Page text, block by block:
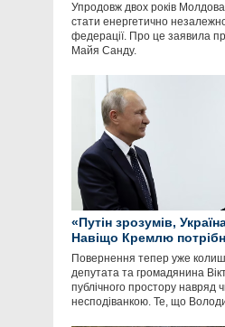
Упродовж двох років
стати енергетично
федерації. Про це заявила
Майя Санду.
«Путін зрозумів,
Навіщо Кремлю
Повернення тепер уже
депутата та громадянина
публічного простору навряд
несподіванкою. Те, що